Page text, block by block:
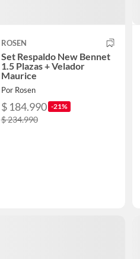
ROSEN
Set Respaldo New Bennet
1.5 Plazas + Velador
Maurice
Por Rosen
$ 184.990 -21%
$ 234.990